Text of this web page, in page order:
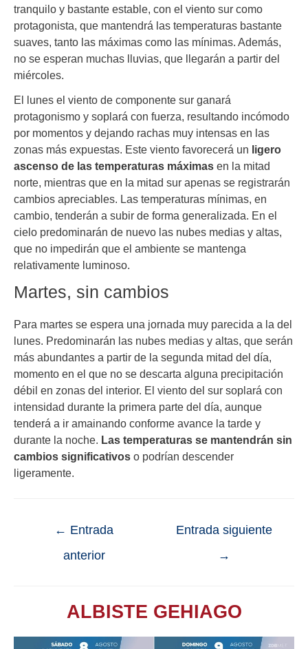
tranquilo y bastante estable, con el viento sur como
protagonista, que mantendrá las temperaturas bastante
suaves, tanto las máximas como las mínimas. Además,
no se esperan muchas lluvias, que llegarán a partir del
miércoles.
El lunes el viento de componente sur ganará
protagonismo y soplará con fuerza, resultando incómodo
por momentos y dejando rachas muy intensas en las
zonas más expuestas. Este viento favorecerá un ligero
ascenso de las temperaturas máximas en la mitad
norte, mientras que en la mitad sur apenas se registrarán
cambios apreciables. Las temperaturas mínimas, en
cambio, tenderán a subir de forma generalizada. En el
cielo predominarán de nuevo las nubes medias y altas,
que no impedirán que el ambiente se mantenga
relativamente luminoso.
Martes, sin cambios
Para martes se espera una jornada muy parecida a la del
lunes. Predominarán las nubes medias y altas, que serán
más abundantes a partir de la segunda mitad del día,
momento en el que no se descarta alguna precipitación
débil en zonas del interior. El viento del sur soplará con
intensidad durante la primera parte del día, aunque
tenderá a ir amainando conforme avance la tarde y
durante la noche. Las temperaturas se mantendrán sin
cambios significativos o podrían descender
ligeramente.
← Entrada
anterior
Entrada siguiente
→
ALBISTE GEHIAGO